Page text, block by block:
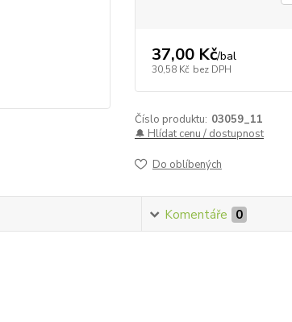
37,00 Kč/bal
30,58 Kč bez DPH
Číslo produktu: 03059_11
🔔 Hlídat cenu / dostupnost
Do oblíbených
Komentáře 0